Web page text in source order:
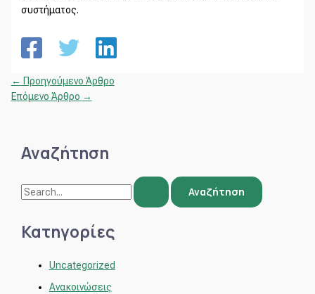
συστήματος.
← Προηγούμενο Άρθρο
Επόμενο Άρθρο →
Αναζήτηση
Κατηγορίες
Uncategorized
Ανακοινώσεις